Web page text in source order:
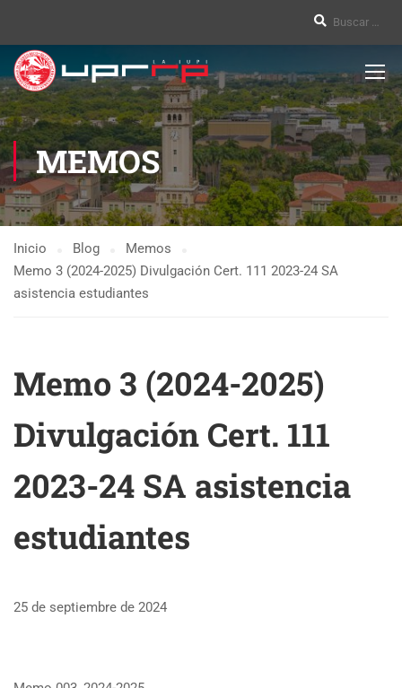
MEMOS
Inicio Blog
Memos
Memo 3 (2024-2025) Divulgación Cert. 111 2023-24 SA
asistencia estudiantes
Memo 3 (2024-2025)
Divulgación Cert. 111
2023-24 SA asistencia
estudiantes
25 de septiembre de 2024